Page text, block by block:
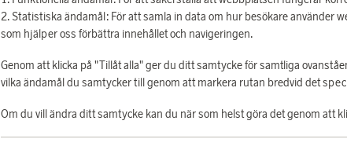
Statistiska ändamål: För att samla in data om hur besökare använder
som hjälper oss förbättra innehållet och navigeringen.
Genom att klicka på "Tillåt alla" ger du ditt samtycke för samtliga
vilka ändamål du samtycker till genom att markera rutan bredvid det
Om du vill ändra ditt samtycke kan du när som helst göra det genom att